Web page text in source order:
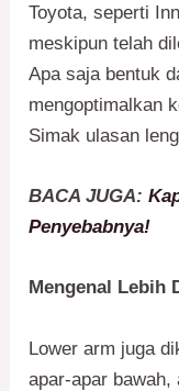
Toyota, seperti
meskipun telah
Apa saja bentuk
mengoptimalkan
Simak ulasan
BACA JUGA:
Penyebabnya!
Mengenal Lebih
Lower arm juga
apar-apar